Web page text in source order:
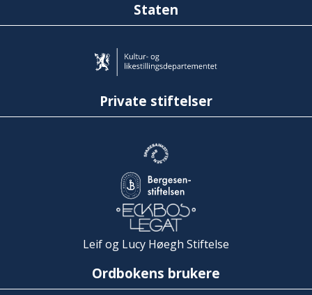
Staten
Private stiftelser
Leif og Lucy Høegh Stiftelse
Ordbokens brukere